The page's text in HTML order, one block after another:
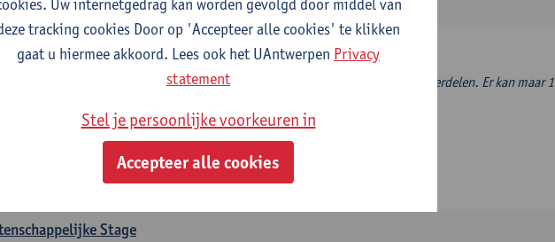
Steven Jacobs
keuze-opleidingsonderdelen
12 studiepunten te kiezen uit de volgende praktijkgeoriënteerde opleidingsonderdelen. Er kan maar 1
Stage
1E/2E SEM
Stage
tracking cookies Door op 'Accepteer alle cookies' te klikken
gaat u hiermee akkoord. Lees ook het UAntwerpen Privacy
statement
Stel je persoonlijke voorkeuren in
Accepteer alle cookies